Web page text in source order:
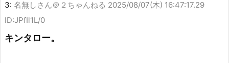
3: 名無しさん＠２ちゃんねる 2025/08/07(木) 16:47:17.29
ID:JPfIl1L/0
キンタロー。